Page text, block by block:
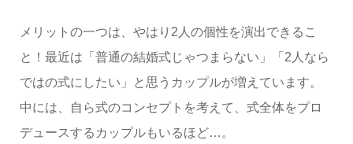
メリットの一つは、やはり2人の個性を演出できるこ
と！最近は「普通の結婚式じゃつまらない」「2人なら
ではの式にしたい」と思うカップルが増えています。
中には、自ら式のコンセプトを考えて、式全体をプロ
デュースするカップルもいるほど…。